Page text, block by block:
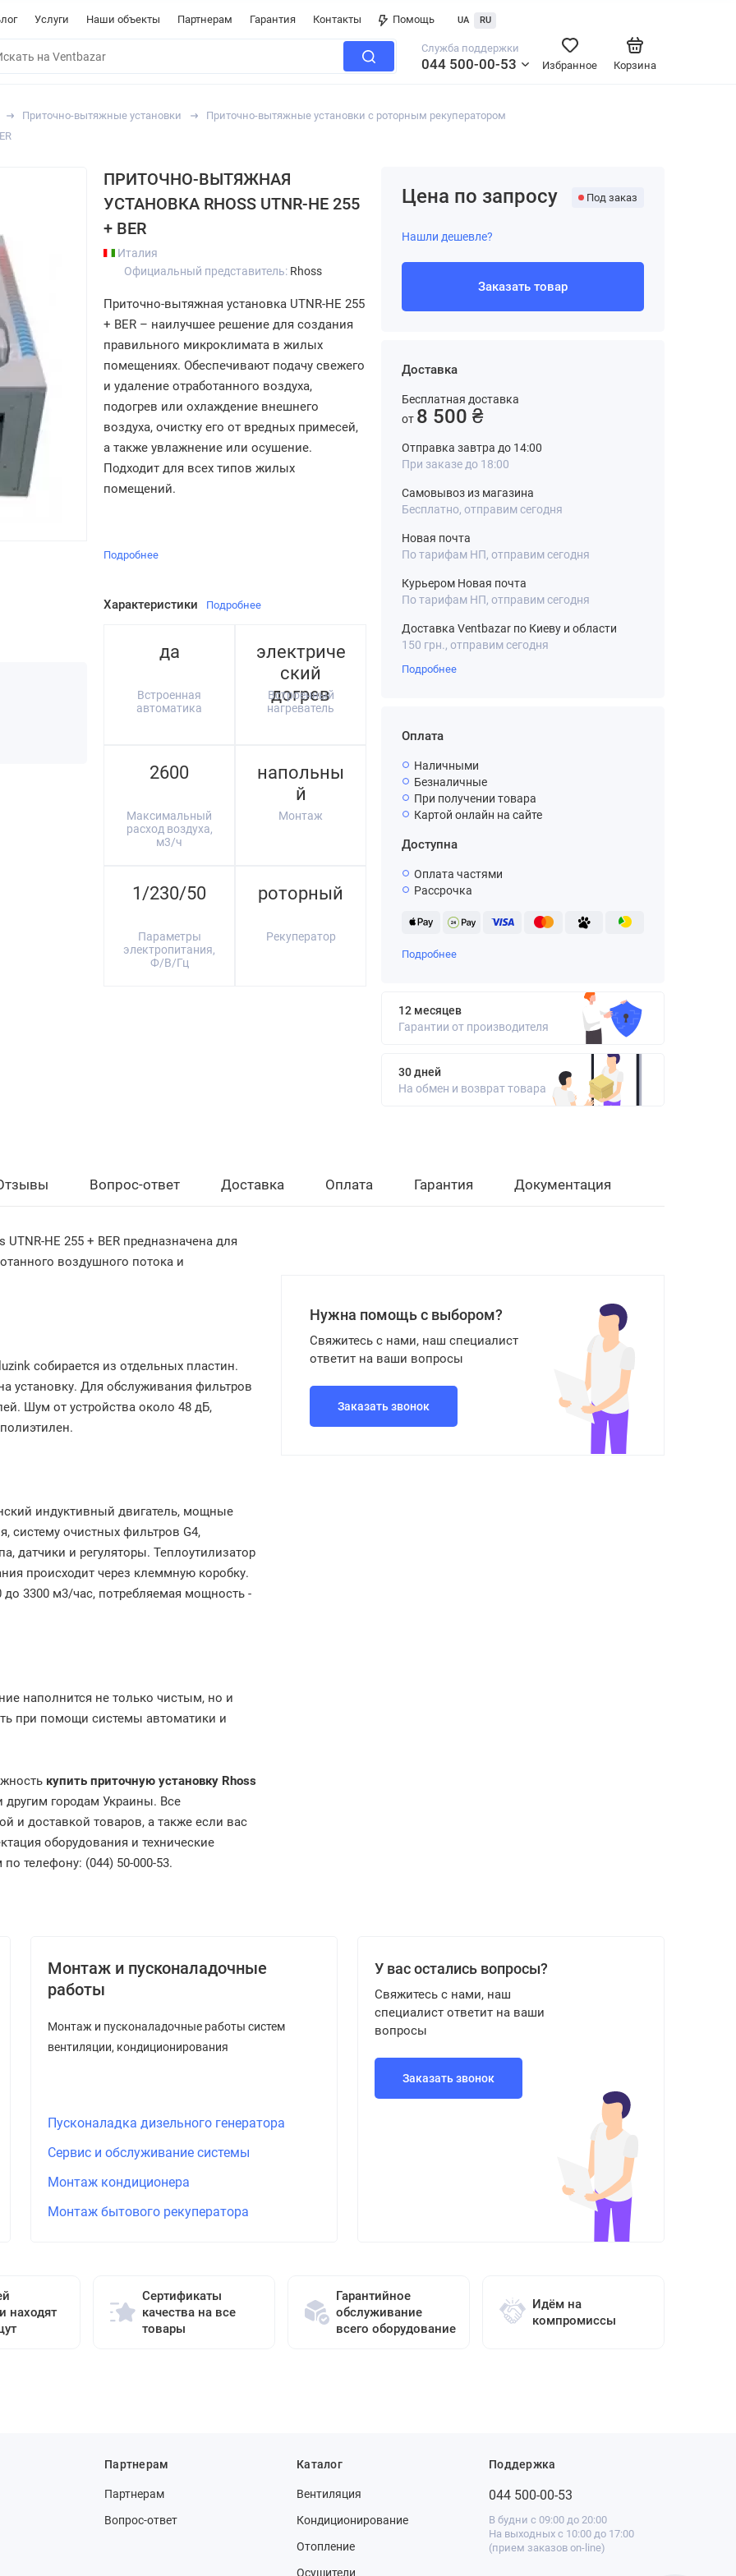
Услуги Наши объекты Партнерам Гарантия Контакты Помощь UA RU
Служба поддержки
044 500-00-53 Корзина
Избранное
Приточно-вытяжные установки
Приточно-вытяжные установки с роторным рекуператором
ПРИТОЧНО-ВЫТЯЖНАЯ
УСТАНОВКА RHOSS UTNR-HE 255
+ BER
Италия
Официальный представитель: Rhoss
Приточно-вытяжная установка UTNR-HE 255
+ BER – наилучшее решение для создания
правильного микроклимата в жилых
помещениях. Обеспечивают подачу свежего
и удаление отработанного воздуха,
подогрев или охлаждение внешнего
воздуха, очистку его от вредных примесей,
а также увлажнение или осушение.
Подходит для всех типов жилых
помещений.
Подробнее
Характеристики Подробнее
да
Встроенная
автоматика
электриче
ский
догрев
Встроенный
нагреватель
2600
Максимальный
расход воздуха,
м3/ч
напольны
й
Монтаж
1/230/50
Параметры
электропитания,
Ф/В/Гц
роторный
Рекуператор
Цена по запросу Под заказ
Нашли дешевле?
Заказать товар
Доставка
Бесплатная доставка
от 8 500 ₴
Отправка завтра до 14:00
При заказе до 18:00
Самовывоз из магазина
Бесплатно, отправим сегодня
Новая почта
По тарифам НП, отправим сегодня
Курьером Новая почта
По тарифам НП, отправим сегодня
Доставка Ventbazar по Киеву и области
150 грн., отправим сегодня
Подробнее
Оплата
Наличными
Безналичные
При получении товара
Картой онлайн на сайте
Доступна
Оплата частями
Рассрочка
Подробнее
12 месяцев
Гарантии от производителя
30 дней
На обмен и возврат товара
Вопрос-ответ Доставка Оплата Гарантия Документация
HE 255 + BER предназначена для
воздушного потока и
собирается из отдельных пластин.
установку. Для обслуживания фильтров
Шум от устройства около 48 дБ,
индуктивный двигатель, мощные
систему очистных фильтров G4,
датчики и регуляторы. Теплоутилизатор
происходит через клеммную коробку.
до 3300 м3/час, потребляемая мощность -
наполнится не только чистым, но и
при помощи системы автоматики и
купить приточную установку Rhoss
другим городам Украины. Все
и доставкой товаров, а также если вас
оборудования и технические
телефону: (044) 50-000-53.
Нужна помощь с выбором?
Свяжитесь с нами, наш специалист
ответит на ваши вопросы
Заказать звонок
Монтаж и пусконаладочные
работы
Монтаж и пусконаладочные работы систем
вентиляции, кондиционирования
Пусконаладка дизельного генератора
Сервис и обслуживание системы
Монтаж кондиционера
Монтаж бытового рекуператора
У вас остались вопросы?
Свяжитесь с нами, наш
специалист ответит на ваши
вопросы
Заказать звонок
находят
Сертификаты
качества на все
товары
Гарантийное
обслуживание
всего оборудование
Идём на
компромиссы
Партнерам
Партнерам
Вопрос-ответ
Каталог
Вентиляция
Кондиционирование
Отопление
Осушители
Поддержка
044 500-00-53
В будни с 09:00 до 20:00
На выходных с 10:00 до 17:00
(прием заказов on-line)